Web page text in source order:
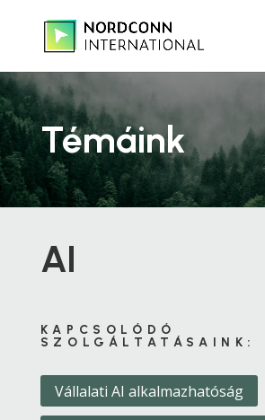
Témáink
AI
KAPCSOLÓDÓ
SZOLGÁLTATÁSAINK:
Vállalati AI alkalmazhatóság